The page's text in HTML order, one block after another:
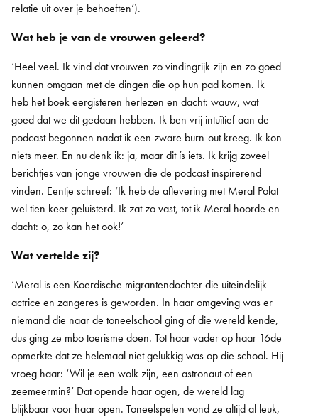
relatie uit over je behoeften’).
Wat heb je van de vrouwen geleerd?
‘Heel veel. Ik vind dat vrouwen zo vindingrijk zijn en zo goed
kunnen omgaan met de dingen die op hun pad komen. Ik
heb het boek eergisteren herlezen en dacht: wauw, wat
goed dat we dit gedaan hebben. Ik ben vrij intuïtief aan de
podcast begonnen nadat ik een zware burn-out kreeg. Ik kon
niets meer. En nu denk ik: ja, maar dit ís iets. Ik krijg zoveel
berichtjes van jonge vrouwen die de podcast inspirerend
vinden. Eentje schreef: ‘Ik heb de aflevering met Meral Polat
wel tien keer geluisterd. Ik zat zo vast, tot ik Meral hoorde en
dacht: o, zo kan het ook!’
Wat vertelde zij?
‘Meral is een Koerdische migrantendochter die uiteindelijk
actrice en zangeres is geworden. In haar omgeving was er
niemand die naar de toneelschool ging of die wereld kende,
dus ging ze mbo toerisme doen. Tot haar vader op haar 16de
opmerkte dat ze helemaal niet gelukkig was op die school. Hij
vroeg haar: ‘Wil je een wolk zijn, een astronaut of een
zeemeermin?’ Dat opende haar ogen, de wereld lag
blijkbaar voor haar open. Toneelspelen vond ze altijd al leuk,